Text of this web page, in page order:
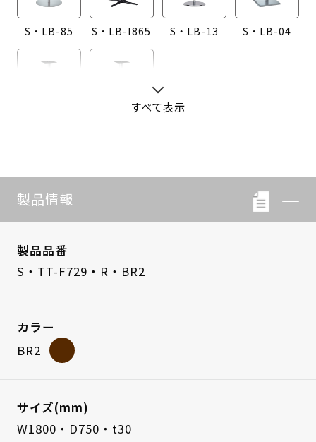
S・LB-85 S・LB-I865 S・LB-13 S・LB-04
すべて表示
製品情報
製品品番
S・TT-F729・R・BR2
カラー
BR2
サイズ(mm)
W1800・D750・t30